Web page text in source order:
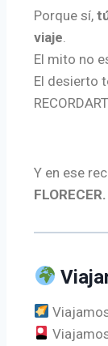
Porque sí,
viaje
El mito no
El desierto
Y en ese
FLORECER.
Viajamos